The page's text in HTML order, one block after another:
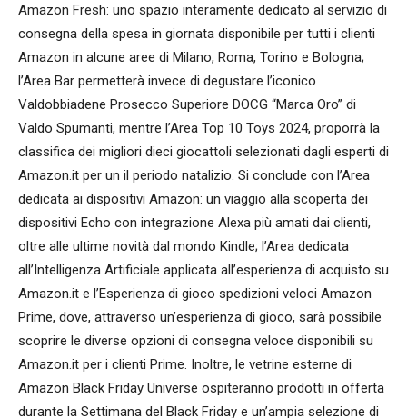
Amazon Fresh: uno spazio interamente dedicato al servizio di
consegna della spesa in giornata disponibile per tutti i clienti
Amazon in alcune aree di Milano, Roma, Torino e Bologna;
l’Area Bar permetterà invece di degustare l’iconico
Valdobbiadene Prosecco Superiore DOCG “Marca Oro” di
Valdo Spumanti, mentre l’Area Top 10 Toys 2024, proporrà la
classifica dei migliori dieci giocattoli selezionati dagli esperti di
Amazon.it per un il periodo natalizio. Si conclude con l’Area
dedicata ai dispositivi Amazon: un viaggio alla scoperta dei
dispositivi Echo con integrazione Alexa più amati dai clienti,
oltre alle ultime novità dal mondo Kindle; l’Area dedicata
all’Intelligenza Artificiale applicata all’esperienza di acquisto su
Amazon.it e l’Esperienza di gioco spedizioni veloci Amazon
Prime, dove, attraverso un’esperienza di gioco, sarà possibile
scoprire le diverse opzioni di consegna veloce disponibili su
Amazon.it per i clienti Prime. Inoltre, le vetrine esterne di
Amazon Black Friday Universe ospiteranno prodotti in offerta
durante la Settimana del Black Friday e un’ampia selezione di